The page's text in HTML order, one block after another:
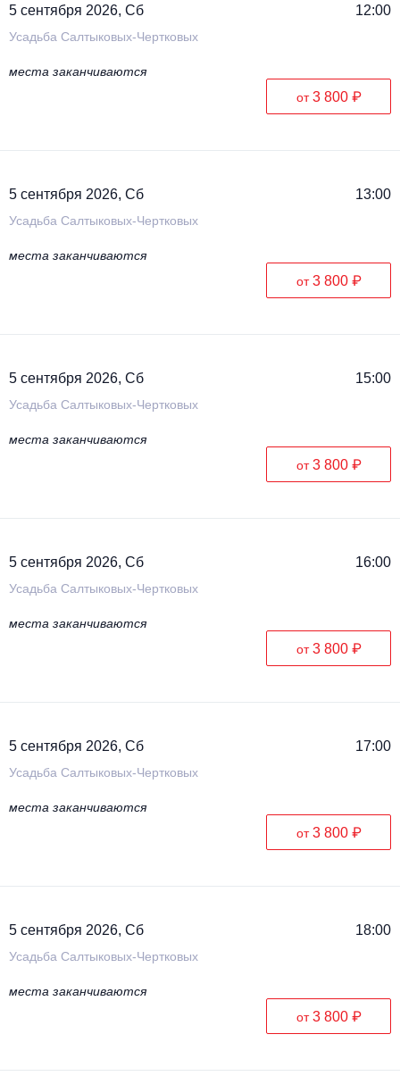
5 сентября 2026, Сб 12:00
Усадьба Салтыковых-Чертковых
места заканчиваются
от3 800 ₽
5 сентября 2026, Сб 13:00
Усадьба Салтыковых-Чертковых
места заканчиваются
от3 800 ₽
5 сентября 2026, Сб 15:00
Усадьба Салтыковых-Чертковых
места заканчиваются
от3 800 ₽
5 сентября 2026, Сб 16:00
Усадьба Салтыковых-Чертковых
места заканчиваются
от3 800 ₽
5 сентября 2026, Сб 17:00
Усадьба Салтыковых-Чертковых
места заканчиваются
от3 800 ₽
5 сентября 2026, Сб 18:00
Усадьба Салтыковых-Чертковых
места заканчиваются
от3 800 ₽